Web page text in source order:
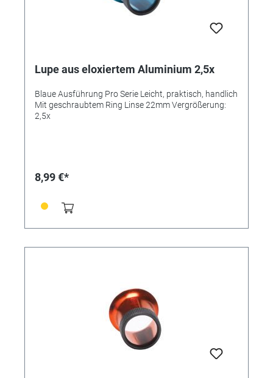
Lupe aus eloxiertem Aluminium 2,5x
Blaue Ausführung Pro Serie Leicht, praktisch, handlich
Mit geschraubtem Ring Linse 22mm Vergrößerung:
2,5x
8,99 €*